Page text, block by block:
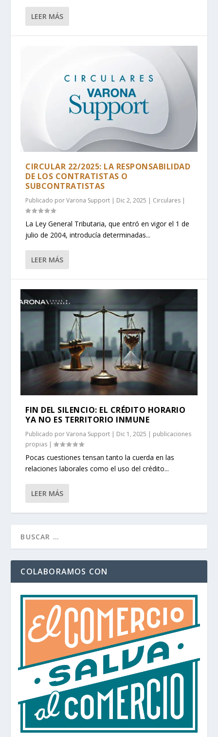
LEER MÁS
CIRCULAR 22/2025: LA RESPONSABILIDAD
DE LOS CONTRATISTAS O
SUBCONTRATISTAS
Publicado porVarona Support | Dic 2, 2025 | Circulares |
La Ley General Tributaria, que entró en vigor el 1 de
julio de 2004, introducía determinadas...
LEER MÁS
FIN DEL SILENCIO: EL CRÉDITO HORARIO
YA NO ES TERRITORIO INMUNE
Publicado porVarona Support | Dic 1, 2025 | publicaciones
propias |
Pocas cuestiones tensan tanto la cuerda en las
relaciones laborales como el uso del crédito...
LEER MÁS
COLABORAMOS CON